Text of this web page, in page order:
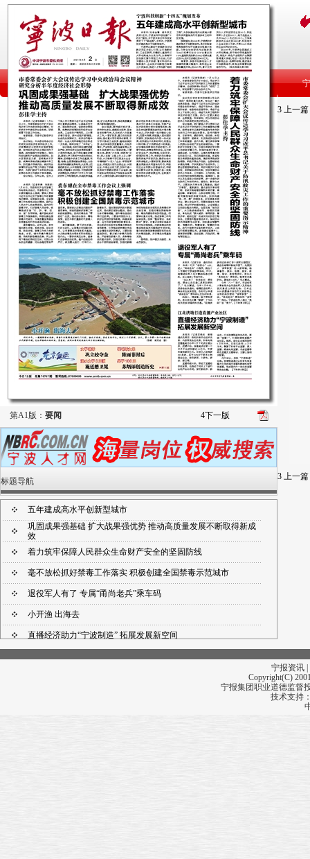
第A1版： 要闻 4下一版
标题导航
五年建成高水平创新型城市
巩固成果强基础 扩大战果强优势 推动高质量发展不断取得新成
效
着力筑牢保障人民群众生命财产安全的坚固防线
毫不放松抓好禁毒工作落实 积极创建全国禁毒示范城市
退役军人有了 专属“甬尚老兵”乘车码
小开渔 出海去
直播经济助力“宁波制造” 拓展发展新空间
3 上一篇
3 上一篇
宁报资讯
Copyright(C)
宁报集团职业道德监督
技术支持